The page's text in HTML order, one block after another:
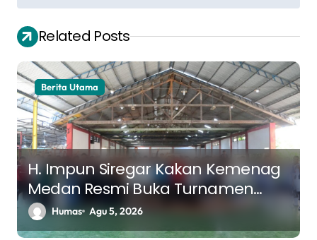
i
g
a
s
i
p
o
s
Related Posts
Berita Utama
H. Impun Siregar Kakan Kemenag
Medan Resmi Buka Turnamen
Futsal K3MA, Pererat Silaturahmi
Antar Madrasah
Humas Agu 5, 2026